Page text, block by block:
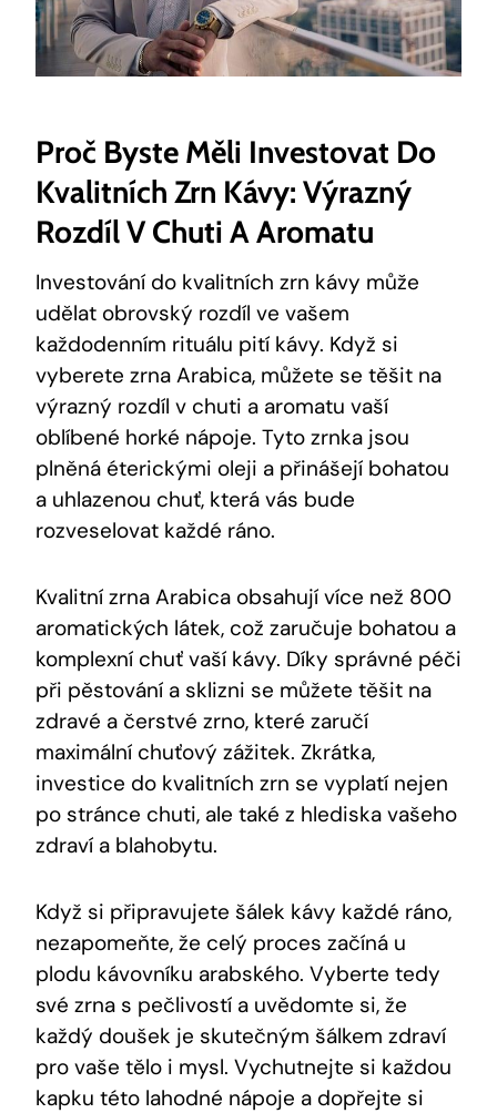
Proč Byste Měli Investovat Do
Kvalitních Zrn Kávy: Výrazný
Rozdíl V Chuti A Aromatu
Investování do kvalitních zrn kávy může
udělat obrovský rozdíl ve vašem
každodenním rituálu pití kávy. Když si
vyberete zrna Arabica, můžete se těšit na
výrazný rozdíl v chuti a aromatu vaší
oblíbené horké nápoje. Tyto zrnka jsou
plněná éterickými oleji a přinášejí bohatou
a uhlazenou chuť, která vás bude
rozveselovat každé ráno.
Kvalitní zrna Arabica obsahují více než 800
aromatických látek, což zaručuje bohatou a
komplexní chuť vaší kávy. Díky správné péči
při pěstování a sklizni se můžete těšit na
zdravé a čerstvé zrno, které zaručí
maximální chuťový zážitek. Zkrátka,
investice do kvalitních zrn se vyplatí nejen
po stránce chuti, ale také z hlediska vašeho
zdraví a blahobytu.
Když si připravujete šálek kávy každé ráno,
nezapomeňte, že celý proces začíná u
plodu kávovníku arabského. Vyberte tedy
své zrna s pečlivostí a uvědomte si, že
každý doušek je skutečným šálkem zdraví
pro vaše tělo i mysl. Vychutnejte si každou
kapku této lahodné nápoje a dopřejte si